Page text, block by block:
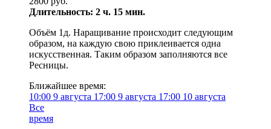
Длительность: 2 ч. 15 мин.
Объём 1д. Наращивание происходит следующим
образом, на каждую свою приклеивается одна
искусственная. Таким образом заполняются все
Ресницы.
Ближайшее время:
10:00 9 августа 17:00 9 августа 17:00 10 августа
Все
время